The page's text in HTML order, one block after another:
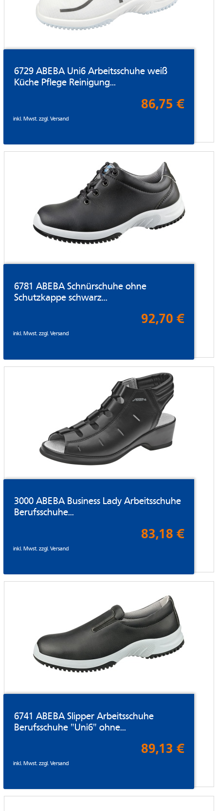
6729 ABEBA Uni6 Arbeitsschuhe weiß
Küche Pflege Reinigung...
86,75 €
inkl. Mwst. zzgl.Versand
6781 ABEBA Schnürschuhe ohne
Schutzkappe schwarz...
92,70 €
inkl. Mwst. zzgl.Versand
3000 ABEBA Business Lady Arbeitsschuhe
Berufsschuhe...
83,18 €
inkl. Mwst. zzgl.Versand
6741 ABEBA Slipper Arbeitsschuhe
Berufsschuhe "Uni6" ohne...
89,13 €
inkl. Mwst. zzgl.Versand